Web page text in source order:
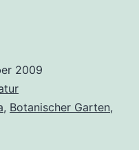
2009
, Botanischer Garten,